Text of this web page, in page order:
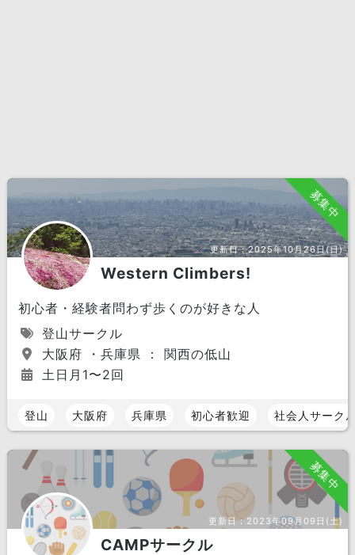
募集中
更新日：2025年10月26日(日)
Western Climbers!
初心者・経験者問わず歩くのが好きな人
登山サークル
大阪府 ・兵庫県 ： 関西の低山
土日月1〜2回
登山 大阪府 兵庫県 初心者歓迎 社会人サーク
募集中
更新日：2023年09月09日(土)
CAMPサークル